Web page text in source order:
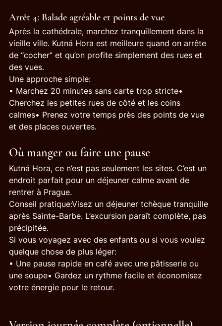
Arrêt 4: Balade agréable et points de vue
Après la cathédrale, marchez tranquillement dans la
vieille ville. Kutná Hora est meilleure quand on arrête
de “cocher” et qu’on profite simplement des rues et
des vues.
Une approche simple:
• Marchez 20 minutes sans carte trop stricte•
Cherchez les petites rues de côté et les coins
calmes• Prenez votre temps près des points de vue
et des places ouvertes.
Où manger ou faire une pause
Kutná Hora, ce n’est pas seulement les sites. C’est un
endroit parfait pour un déjeuner calme avant de
rentrer à Prague.
Conseil pratique:Visez un déjeuner tchèque tranquille
après Sainte-Barbe. L’excursion paraît complète, pas
précipitée.
Si vous voyagez avec des enfants ou si vous voulez
quelque chose de plus léger:
• Une pause rapide en café avec une pâtisserie ou
une soupe• Gardez un rythme facile et économisez
votre énergie pour le retour.